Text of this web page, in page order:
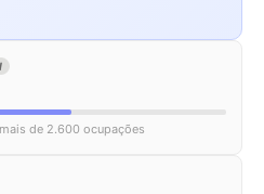
I
de 2.600 ocupações